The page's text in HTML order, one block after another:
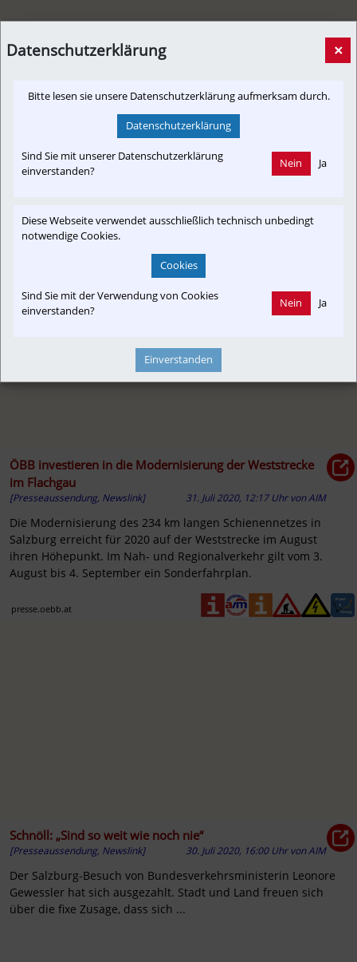
Mobilitätswende
31. Juli 2020, 15:49 Uhr
AIM
Schon im ersten Halbjahr 2021 will Bundesministerin Leonore
Gewessler mit dem 1-2-3-Klimaticket eine österreichweite
folgen.
ÖBB investieren in die Modernisierung der Weststrecke
im Flachgau
[Presseaussendung, Newslink] 31. Juli 2020, 12:17 Uhr vonAIM
Die Modernisierung des 234 km langen Schienennetzes in
Salzburg erreicht für 2020 auf der Weststrecke im August
ihren Höhepunkt. Im Nah- und Regionalverkehr gilt vom 3.
August bis 4. September ein Sonderfahrplan.
presse.oebb.at
Schnöll: „Sind so weit wie noch nie“
[Presseaussendung, Newslink] 30. Juli 2020, 16:00 Uhr vonAIM
Der Salzburg-Besuch von Bundesverkehrsministerin Leonore
Gewessler hat sich ausgezahlt. Stadt und Land freuen sich
über die fixe Zusage, dass sich ...
Datenschutzerklärung ×
Bitte lesen sie unsere Datenschutzerklärung aufmerksam durch.
Datenschutzerklärung
Sind Sie mit unserer Datenschutzerklärung
einverstanden?
Nein Ja
Diese Webseite verwendet ausschließlich technisch unbedingt
notwendige Cookies.
Cookies
Sind Sie mit der Verwendung von Cookies
einverstanden?
Nein Ja
Einverstanden